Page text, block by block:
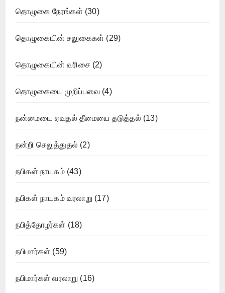
தொழுகை நேரங்கள் (30)
தொழுகையின் சலுகைகள் (29)
தொழுகையின் வரிசை (2)
தொழுகையை முறிப்பவை (4)
நன்மையை ஏவுதல் தீமையை தடுத்தல் (13)
நன்றி செலுத்துதல் (2)
நபிகள் நாயகம்(43)
நபிகள் நாயகம் வரலாறு (17)
நபித்தோழர்கள் (18)
நபிமார்கள் (59)
நபிமார்கள் வரலாறு (16)